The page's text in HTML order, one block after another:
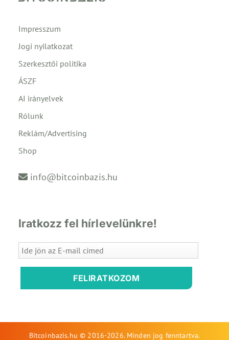
Impresszum
Jogi nyilatkozat
Szerkesztői politika
ÁSZF
AI irányelvek
Rólunk
Reklám/Advertising
Shop
info@bitcoinbazis.hu
Iratkozz fel hírlevelünkre!
FELIRATKOZOM
Bitcoinbazis.hu © 2016-2026. Minden jog fenntartva.